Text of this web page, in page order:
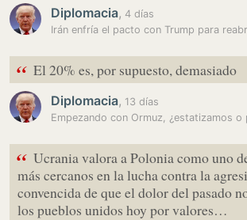
Diplomacia, 4 días
“ El 20% es, por supuesto, demasiado
Diplomacia, 13 días
“ Ucrania valora a Polonia como uno
más cercanos en la lucha contra la
convencida de que el dolor del pasado
los pueblos unidos hoy por valores…